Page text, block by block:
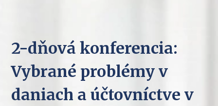
2-dňová konferencia:
Vybrané problémy v
daniach a účtovníctve v